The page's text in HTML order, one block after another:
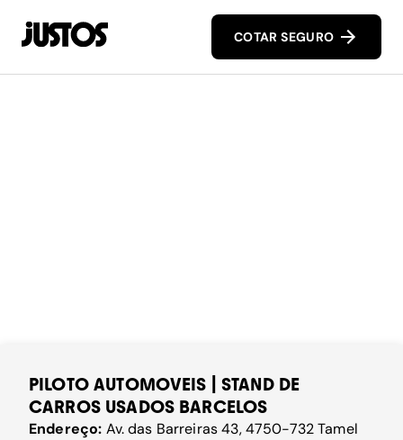
COTAR SEGURO
PILOTO AUTOMOVEIS | STAND DE
CARROS USADOS BARCELOS
Endereço: Av. das Barreiras 43, 4750-732 Tamel